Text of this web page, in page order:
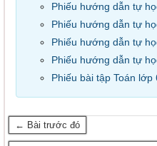
Phiếu hướng dẫn tự
Phiếu hướng dẫn tự
Phiếu hướng dẫn tự
Phiếu hướng dẫn tự
Phiếu bài tập Toán
← Bài trước đó